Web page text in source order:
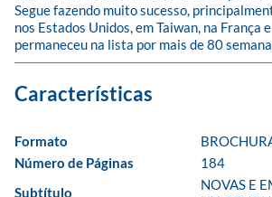
Segue fazendo muito sucesso,
nos Estados Unidos, em Taiwan, na França
permaneceu na lista por mais de 80
Formato
Número de Páginas
184
Subtítulo
NOVAS E